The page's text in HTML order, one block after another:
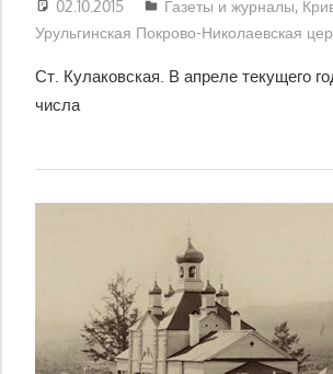
02.10.2015 Алексей Каширин
Газеты и журналы,
Урульгинская Покрово-Николаевская
Ст. Кулаковская. В апреле текущего
числа